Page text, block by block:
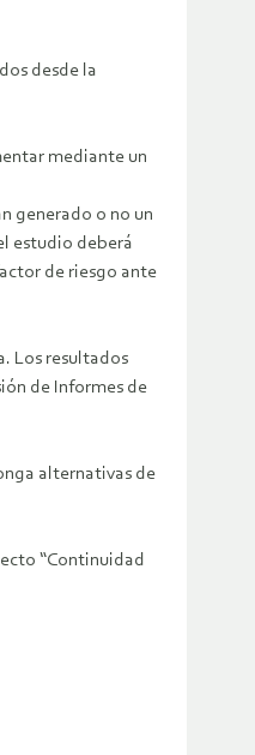
desde la
mediante un
generado o no un
estudio deberá
de riesgo ante
Los resultados
de Informes de
alternativas de
“Continuidad